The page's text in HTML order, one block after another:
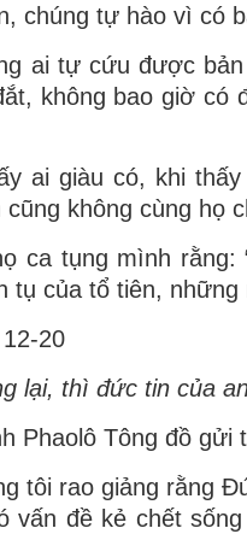
chúng tự hào vì có
ai tự cứu được
không bao giờ
ai giàu có, khi
không cùng họ
ca tụng mình
tụ của tổ tiên,
20
lại, thì đức tin của
Phaolô Tông đồ gửi
tôi rao giảng rằng
vấn đề kẻ chết